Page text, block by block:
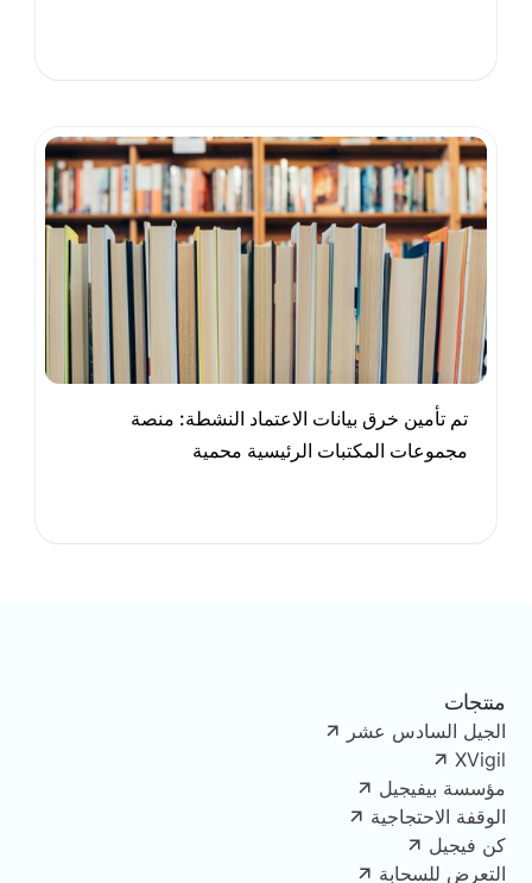
تم تأمين خرق بيانات الاعتماد النشطة: منصة
مجموعات المكتبات الرئيسية محمية
منتجات
الجيل السادس عشر
XVigil
مؤسسة بيفيجيل
الوقفة الاحتجاجية
كن فيجيل
التعرض للسحابة